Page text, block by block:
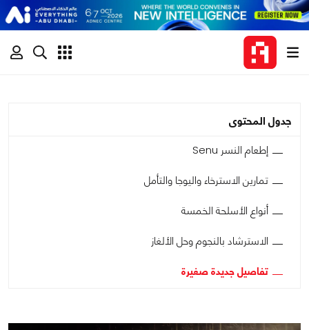
جدول المحتوى
إطعام النسر Senu
تمارين الاسترخاء واليوجا والتأمل
أنواع الأسلحة الخمسة
الاسترشاد بالنجوم وحل الألغاز
تفاصيل جديدة صغيرة